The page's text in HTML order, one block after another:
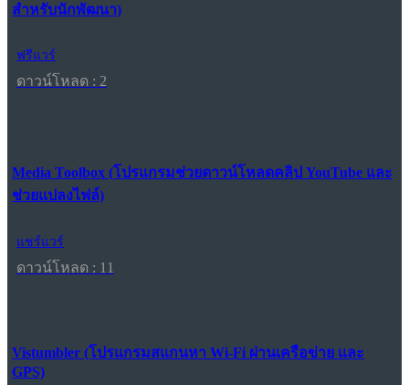
สำหรับนักพัฒนา)
ฟรีแวร์
ดาวน์โหลด : 2
Media Toolbox (โปรแกรมช่วยดาวน์โหลดคลิป YouTube และ
ช่วยแปลงไฟล์)
แชร์แวร์
ดาวน์โหลด : 11
Vistumbler (โปรแกรมสแกนหา Wi-Fi ผ่านเครือข่าย และ
GPS)